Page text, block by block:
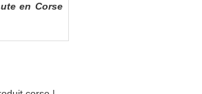
en Corse